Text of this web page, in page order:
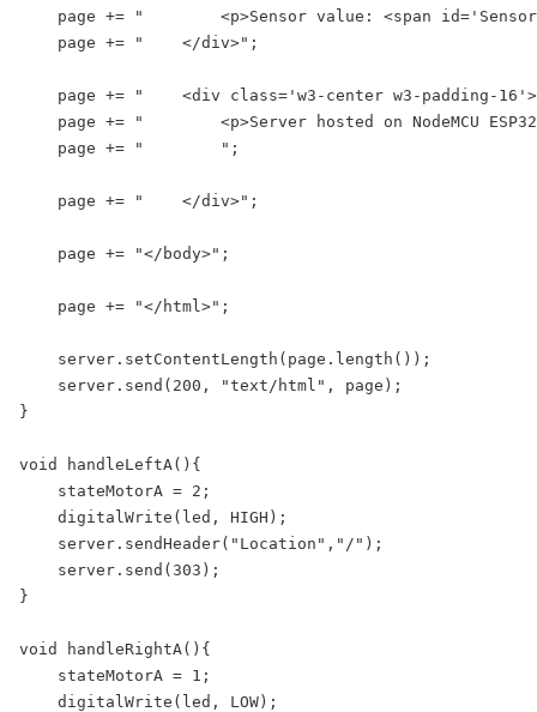
page += "        <p>Sensor value: <span
page += "    </div>";
page += "    <div class='w3-center w3-padding-
page += "        <p>Server hosted on NodeMCU
page += "        ";
page += "    </div>";
page += "</body>";
page += "</html>";
server.setContentLength(page.length());
server.send(200, "text/html", page);
}
void handleLeftA(){
stateMotorA = 2;
digitalWrite(led, HIGH);
server.sendHeader("Location","/");
server.send(303);
}
void handleRightA(){
stateMotorA = 1;
digitalWrite(led, LOW);